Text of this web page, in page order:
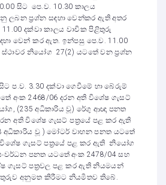
සිට පෙ.ව. 10.30 කාලය
ලබන ප්‍රශ්න සඳහා වෙන්කර ඇති අතර
11.00 දක්වා කාලය වාචික පිළිතුරු
වෙන් කර ඇත. ඉන්පසු පෙ.ව. 11.00
ස්ථාවර නියෝග 27(2) යටතේ වන ප්‍රශ්න
ප.ව. 3.30 දක්වා ගෙවීමේ හා බේරුම්
අංක 2468/06 දරන අති විශේෂ ගැසට්
(235 අධිකාරිය වූ) රේගු ආඥා පනත
අති විශේෂ ගැසට් පත්‍රයේ පළ කර ඇති
අධිකාරිය වූ ) මෝටර් වාහන පනත යටතේ
විශේෂ ගැසට් පත්‍රයේ පළ කර ඇති නියෝග
පනත යටතේ අංක 2478/04 සහ
ගැසට් පත්‍රවල පළ කර ඇති නියමයන්
අනුමත කිරීමට නියමිතව තිබේ.